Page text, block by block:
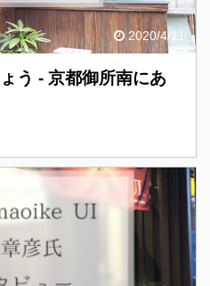
2020/4/11
う - 京都御所南にあ